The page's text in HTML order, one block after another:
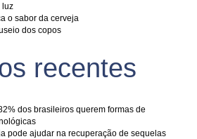
luz
o sabor da cerveja
dos copos
recentes
dos brasileiros querem formas de
pode ajudar na recuperação de sequelas